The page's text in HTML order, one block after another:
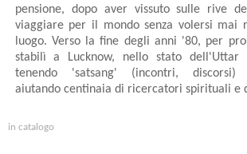
pensione, dopo aver vissuto sulle rive
viaggiare per il mondo senza volersi mai
luogo. Verso la fine degli anni '80, per
stabilì a Lucknow, nello stato dell'Uttar
tenendo 'satsang' (incontri, discorsi)
aiutando centinaia di ricercatori spirituali e
in catalogo